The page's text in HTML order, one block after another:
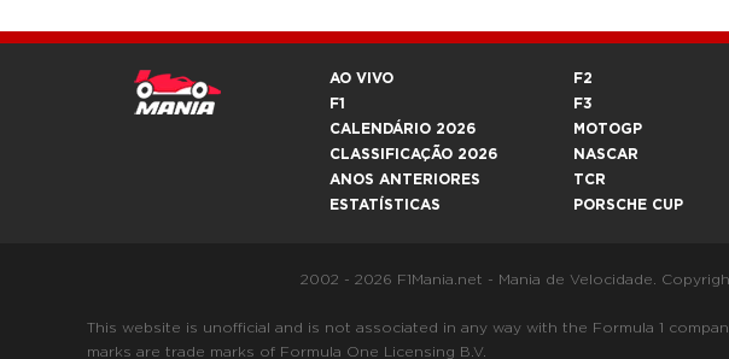
AO VIVO
F1
CALENDÁRIO 2026
CLASSIFICAÇÃO 2026
ANOS ANTERIORES
ESTATÍSTICAS
F2
F3
MOTOGP
NASCAR
TCR
PORSCHE CUP
2002 - 2026 F1Mania.net - Mania de Velocidade.
This website is unofficial and is not associated in any way with the Formula 1
marks are trade marks of Formula One Licensing B.V.